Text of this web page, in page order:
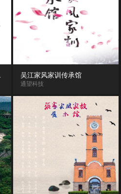
吴江家风家训传承馆
通望科技